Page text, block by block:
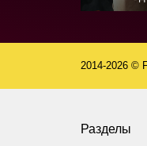
2014-2026 ©
Разделы